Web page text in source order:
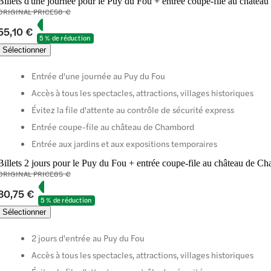
PRICE58 €
€
5 % de réduction
Sélectionner
Entrée d'une journée au Puy du Fou
Accès à tous les spectacles, attractions, villages historiques
Évitez la file d'attente au contrôle de sécurité express
Entrée coupe-file au château de Chambord
Entrée aux jardins et aux expositions temporaires
2 jours pour le Puy du Fou + entrée coupe-file au château de
PRICE85 €
€
5 % de réduction
Sélectionner
2 jours d'entrée au Puy du Fou
Accès à tous les spectacles, attractions, villages historiques